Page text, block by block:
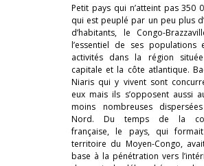
Petit pays qui n’atteint pas 350
qui est peuplé par un peu plus
d’habitants, le Congo-
l’essentiel de ses populations
activités dans la région
capitale et la côte atlantique.
Niaris qui y vivent sont
eux mais ils s’opposent aussi
moins nombreuses
Nord. Du temps de la
française, le pays, qui
territoire du Moyen-Congo,
base à la pénétration vers